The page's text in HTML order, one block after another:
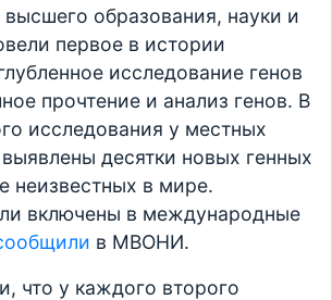
образования, науки и
первое в истории
исследование генов
прочтение и анализ генов. В
исследования у местных
десятки новых генных
неизвестных в мире.
включены в международные
в МВОНИ.
что у каждого второго